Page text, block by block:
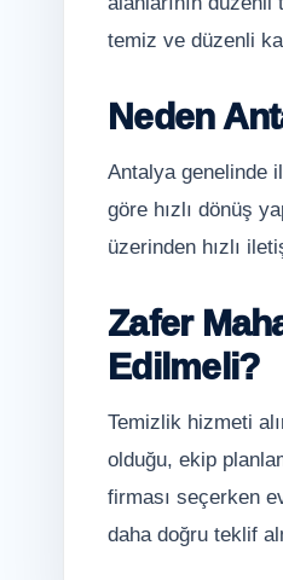
temiz ve düzenli
Neden
Antalya genelinde
göre hızlı dönüş
üzerinden hızlı
Zafer
Edilmeli?
Temizlik hizmeti
olduğu, ekip
firması seçerken
daha doğru teklif